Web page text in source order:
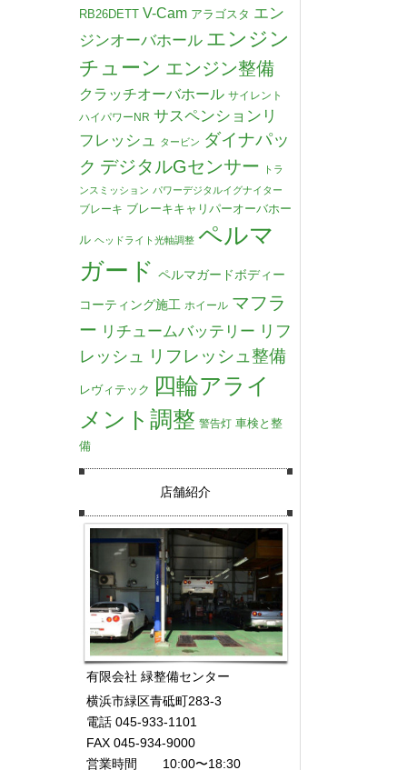
RB26DETT V-Cam アラゴスタ エン
ジンオーバホール エンジン
チューン エンジン整備
クラッチオーバホール サイレント
ハイパワーNR サスペンションリ
フレッシュ
タービン ダイナパッ
ク デジタルGセンサー
トラ
ンスミッション パワーデジタルイグナイター
ブレーキ ブレーキキャリパーオーバホー
ル ヘッドライト光軸調整 ペルマ
ガード ペルマガードボディー
コーティング施工 ホイール マフラ
ー リチュームバッテリー リフ
レッシュ
リフレッシュ整備
レヴィテック 四輪アライ
メント調整 警告灯 車検と整
備
店舗紹介
有限会社 緑整備センター
横浜市緑区青砥町283-3
電話 045-933-1101
FAX 045-934-9000
営業時間 10:00〜18:30